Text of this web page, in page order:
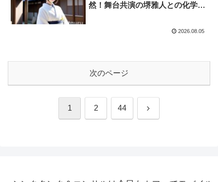
然！舞台共演の堺雅人との化学反
2026.08.05
次のページ
1 2 44 次